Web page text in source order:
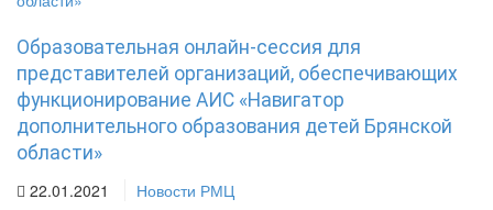
Образовательная онлайн-сессия для
представителей организаций, обеспечивающих
функционирование АИС «Навигатор
дополнительного образования детей Брянской
области»
22.01.2021
Новости РМЦ